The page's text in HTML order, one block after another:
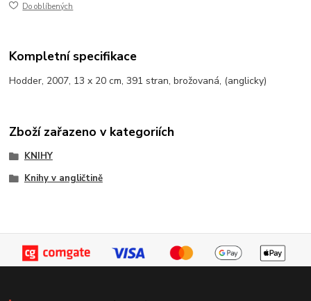
Do oblíbených
Kompletní specifikace
Hodder, 2007, 13 x 20 cm, 391 stran, brožovaná, (anglicky)
Zboží zařazeno v kategoriích
KNIHY
Knihy v angličtině